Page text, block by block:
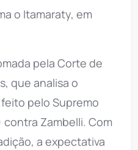
o Itamaraty, em
pela Corte de
que analisa o
pelo Supremo
contra Zambelli. Com
a expectativa